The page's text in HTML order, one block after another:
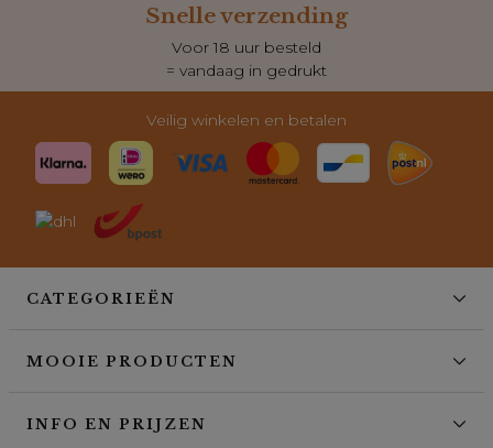
Snelle verzending
Voor 18 uur besteld
= vandaag in gedrukt
Veilig winkelen en betalen
CATEGORIEËN
MOOIE PRODUCTEN
INFO EN PRIJZEN